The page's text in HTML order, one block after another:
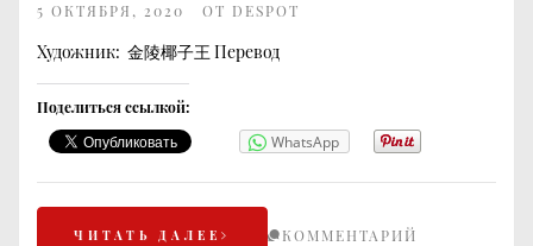
5 ОКТЯБРЯ, 2020 ОТ DESPOT
Художник: 金陵椰子王 Перевод
Поделиться ссылкой:
WhatsApp
ЧИТАТЬ ДАЛЕЕ КОММЕНТАРИЙ